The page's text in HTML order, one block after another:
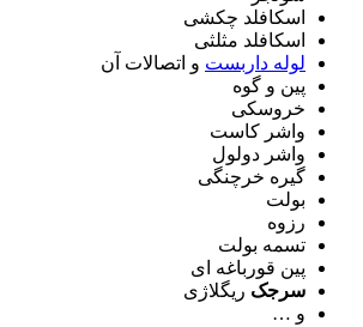
اسکافلد چکشی
اسکافلد مثلثی
لوله داربستو اتصالات آن
پین و گوه
خروسکی
واشر کاست
واشر دولول
گیره خرچنگی
بولت
رزوه
تسمه بولت
پین قورباغه ای
سرجکریگلاژی
و …